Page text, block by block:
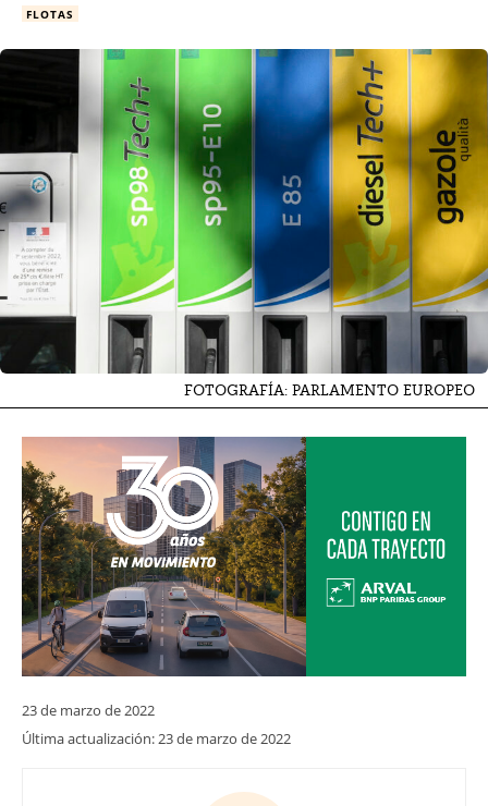
FLOTAS
FOTOGRAFÍA: PARLAMENTO EUROPEO
23 de marzo de 2022
Última actualización:23 de marzo de 2022